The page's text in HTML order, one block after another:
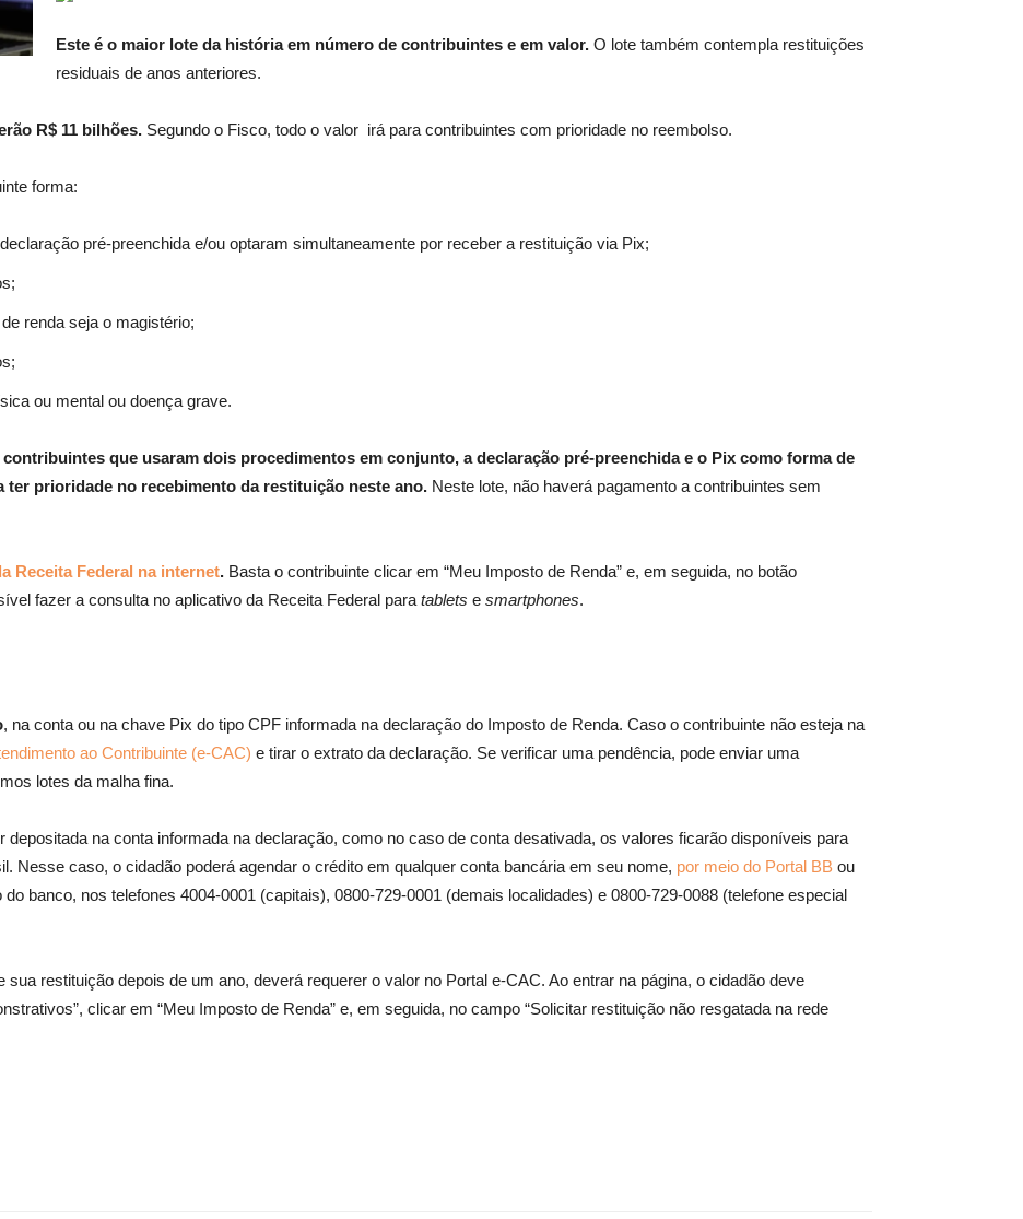
Este é o maior lote da história em número de contribuintes e em valor. O lote também contempla restituições
residuais de anos anteriores.
R$ 11 bilhões. Segundo o Fisco, todo o valor irá para contribuintes com prioridade no reembolso.
forma:
pré-preenchida e/ou optaram simultaneamente por receber a restituição via Pix;
renda seja o magistério;
ou mental ou doença grave.
contribuintes que usaram dois procedimentos em conjunto, a declaração pré-preenchida e o Pix como forma de
ter prioridade no recebimento da restituição neste ano. Neste lote, não haverá pagamento a contribuintes sem
Receita Federal na internet. Basta o contribuinte clicar em “Meu Imposto de Renda” e, em seguida, no botão
fazer a consulta no aplicativo da Receita Federal para tablets e smartphones.
, na conta ou na chave Pix do tipo CPF informada na declaração do Imposto de Renda. Caso o contribuinte não esteja na
ao Contribuinte (e-CAC) e tirar o extrato da declaração. Se verificar uma pendência, pode enviar uma
lotes da malha fina.
depositada na conta informada na declaração, como no caso de conta desativada, os valores ficarão disponíveis para
Nesse caso, o cidadão poderá agendar o crédito em qualquer conta bancária em seu nome, por meio do Portal BB ou
banco, nos telefones 4004-0001 (capitais), 0800-729-0001 (demais localidades) e 0800-729-0088 (telefone especial
restituição depois de um ano, deverá requerer o valor no Portal e-CAC. Ao entrar na página, o cidadão deve
clicar em “Meu Imposto de Renda” e, em seguida, no campo “Solicitar restituição não resgatada na rede